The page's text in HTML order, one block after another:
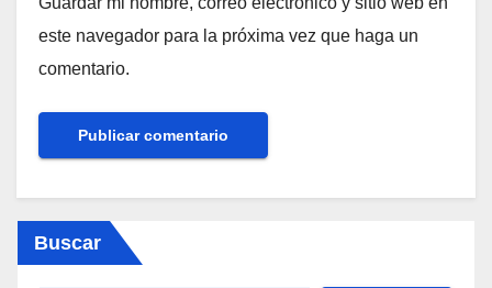
este navegador para la próxima vez que haga un
comentario.
Buscar